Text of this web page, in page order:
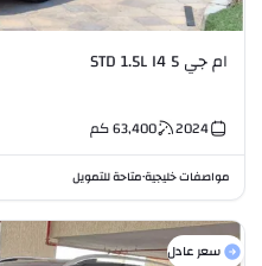
ام جي 5 STD 1.5L I4
2024
63,400كم
مواصفات خليجية•متاحة للتمويل
سعر عادل